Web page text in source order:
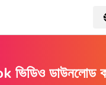
ভিডিও ডাউনলোড